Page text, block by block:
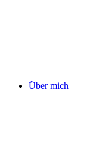
Über mich